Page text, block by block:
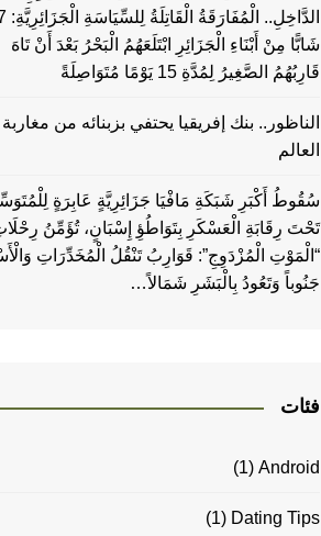
الدَّاخِلِ..
شَابًّا مِنْ أَبْنَاءِ الْجَزَائِرِ ابْتَلَعَهُمُ الْبَحْرُ بَعْدَ أَنْ تَاهَ
قَارِبُهُمُ الصَّغِيرُ لِمُدَّةِ 15 يَوْمًا مُتَوَاصِلَةً
الناظور.. بنك إفريقيا يحتفي بزبنائه من مغاربة
العالم
سُقُوطُ أَكْبَرِ شَبَكَةِ مَافْيَا جَزَائِرِيَّةٍ عَابِرَةٍ
تَحْتَ رِقَابَةِ الْعَسْكَرِ بِتَوَاطُؤِ إِسْبَانٍ، تُؤَمِّنُ
“الْمَوْتِ الْمُزْدَوِجِ”: قَوَارِبُ تَنْقُلُ الْمُخَدِّرَاتِ
جَنُوباً وَتَعُودُ بِالْبَشَرِ شَمَالاً…
فئات
Android
(1)
Dating Tips
(1)